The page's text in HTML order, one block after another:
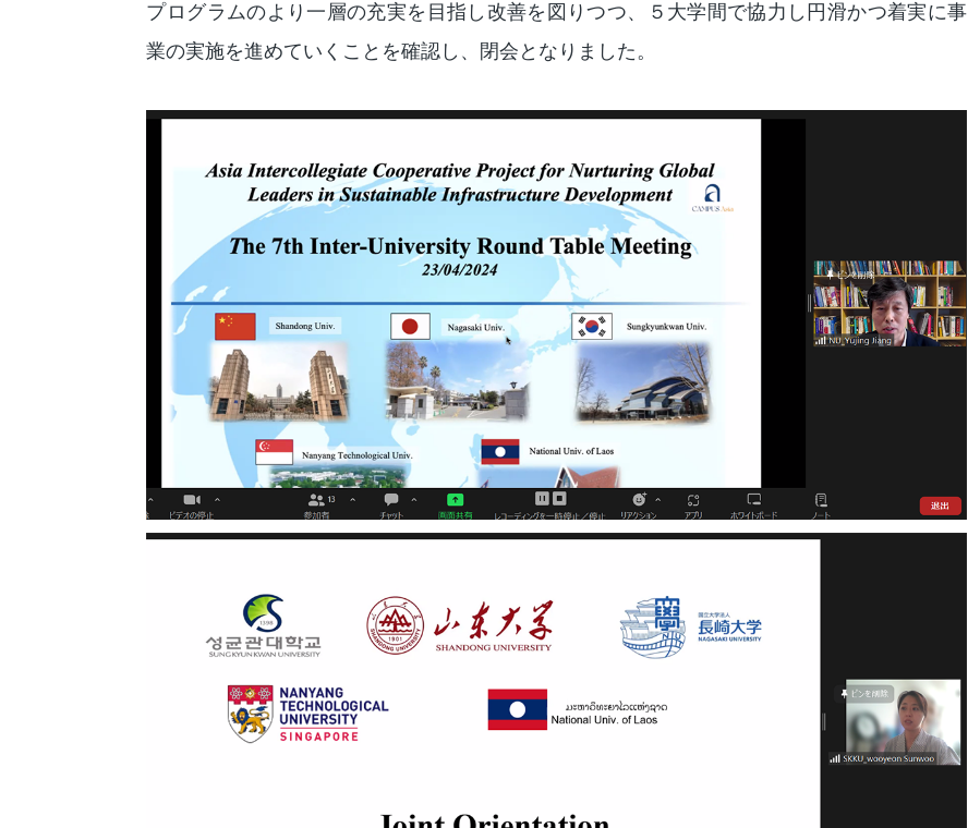
プログラムのより一層の充実を目指し改善を図りつつ、５大学間で協力し円滑かつ着実に事
業の実施を進めていくことを確認し、閉会となりました。